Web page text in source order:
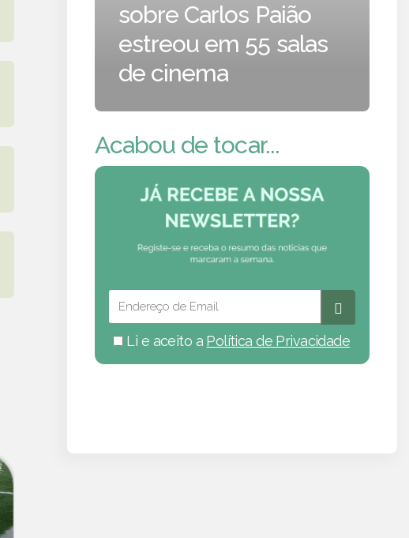
sobre Carlos Paião
estreou em 55 salas
de cinema
Acabou de tocar...
Li e aceito a Política de Privacidade